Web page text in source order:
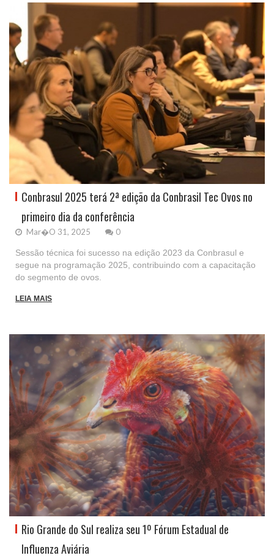
Conbrasul 2025 terá 2ª edição da Conbrasil Tec Ovos no
primeiro dia da conferência
Mar�o 31, 2025 0
Sessão técnica foi sucesso na edição 2023 da Conbrasul e
segue na programação 2025, contribuindo com a capacitação
do segmento de ovos.
LEIA MAIS
Rio Grande do Sul realiza seu 1º Fórum Estadual de
Influenza Aviária